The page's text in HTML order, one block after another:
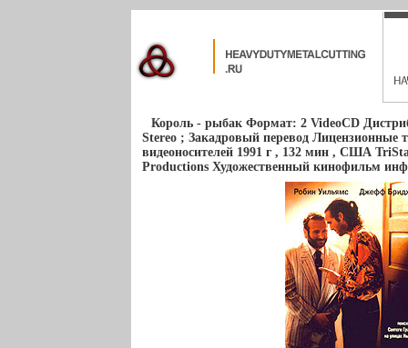
Король - рыбак Формат: 2 VideoCD
Stereo ; Закадровый перевод Лицензионные
видеоносителей 1991 г , 132 мин , США
Productions Художественный кинофильм